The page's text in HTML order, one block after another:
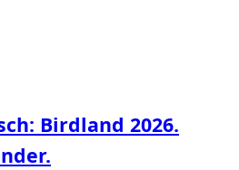
Birdland 2026.